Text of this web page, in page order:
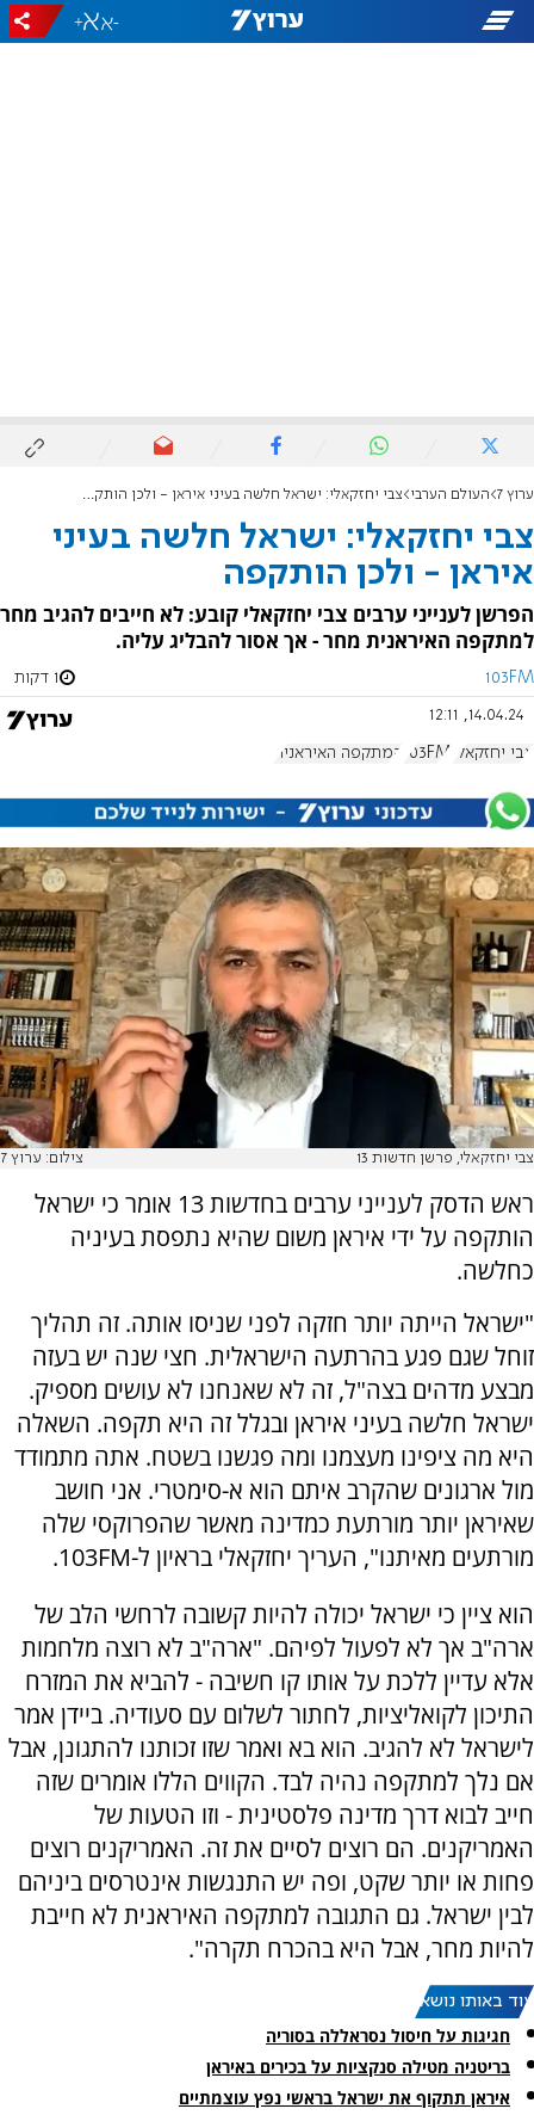
-
+
ערוץ 7 העולם הערבי צבי יחזקאלי: ישראל חלשה בעיני איראן - ולכן הותקפה
צבי יחזקאלי: ישראל חלשה בעיני
איראן - ולכן הותקפה
הפרשן לענייני ערבים צבי יחזקאלי קובע: לא חייבים להגיב מחר
למתקפה האיראנית מחר - אך אסור להבליג עליה.
103FM 1 דקות
14.04.24, 12:11
צבי יחזקאלי 103FM המתקפה האיראנית
צבי יחזקאלי, פרשן חדשות 13 צילום: ערוץ 7
ראש הדסק לענייני ערבים בחדשות 13 אומר כי ישראל
הותקפה על ידי איראן משום שהיא נתפסת בעיניה
כחלשה.
"ישראל הייתה יותר חזקה לפני שניסו אותה. זה תהליך
זוחל שגם פגע בהרתעה הישראלית. חצי שנה יש בעזה
מבצע מדהים בצה"ל, זה לא שאנחנו לא עושים מספיק.
ישראל חלשה בעיני איראן ובגלל זה היא תקפה. השאלה
היא מה ציפינו מעצמנו ומה פגשנו בשטח. אתה מתמודד
מול ארגונים שהקרב איתם הוא א-סימטרי. אני חושב
שאיראן יותר מורתעת כמדינה מאשר שהפרוקסי שלה
מורתעים מאיתנו", העריך יחזקאלי בראיון ל-103FM.
הוא ציין כי ישראל יכולה להיות קשובה לרחשי הלב של
ארה"ב אך לא לפעול לפיהם. "ארה"ב לא רוצה מלחמות
אלא עדיין ללכת על אותו קו חשיבה - להביא את המזרח
התיכון לקואליציות, לחתור לשלום עם סעודיה. ביידן אמר
לישראל לא להגיב. הוא בא ואמר שזו זכותנו להתגונן, אבל
אם נלך למתקפה נהיה לבד. הקווים הללו אומרים שזה
חייב לבוא דרך מדינה פלסטינית - וזו הטעות של
האמריקנים. הם רוצים לסיים את זה. האמריקנים רוצים
פחות או יותר שקט, ופה יש התנגשות אינטרסים ביניהם
לבין ישראל. גם התגובה למתקפה האיראנית לא חייבת
להיות מחר, אבל היא בהכרח תקרה".
עוד באותו נושא:
חגיגות על חיסול נסראללה בסוריה
בריטניה מטילה סנקציות על בכירים באיראן
איראן תתקוף את ישראל בראשי נפץ עוצמתיים